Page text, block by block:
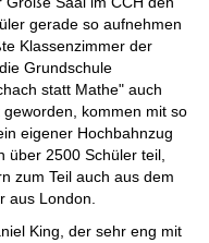
gerade so aufnehmen
Klassenzimmer der
Grundschule
statt Mathe" auch
kommen mit so
eigener Hochbahnzug
über 2500 Schüler teil,
zum Teil auch aus dem
aus London.
King, der sehr eng mit